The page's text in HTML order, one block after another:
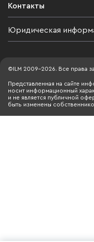
Контакты
Юридическая
©ILM 2009-2026. Все права
Представленная на сайте
носит информационный
и не является публичной
быть изменены